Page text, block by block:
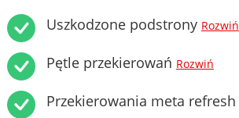
Uszkodzone podstrony Rozwiń
Pętle przekierowań Rozwiń
Przekierowania meta refresh